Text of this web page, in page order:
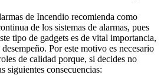
de Incendio recomienda como
de los sistemas de alarmas, pues
tipo de gadgets es de vital importancia,
Por este motivo es necesario
de calidad porque, si decides no
siguientes consecuencias: